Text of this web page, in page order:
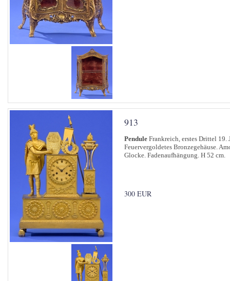
913
Pendule Frankreich, erstes Drittel 19.
Feuervergoldetes Bronzegehäuse.
Glocke. Fadenaufhängung. H 52 cm.
300 EUR